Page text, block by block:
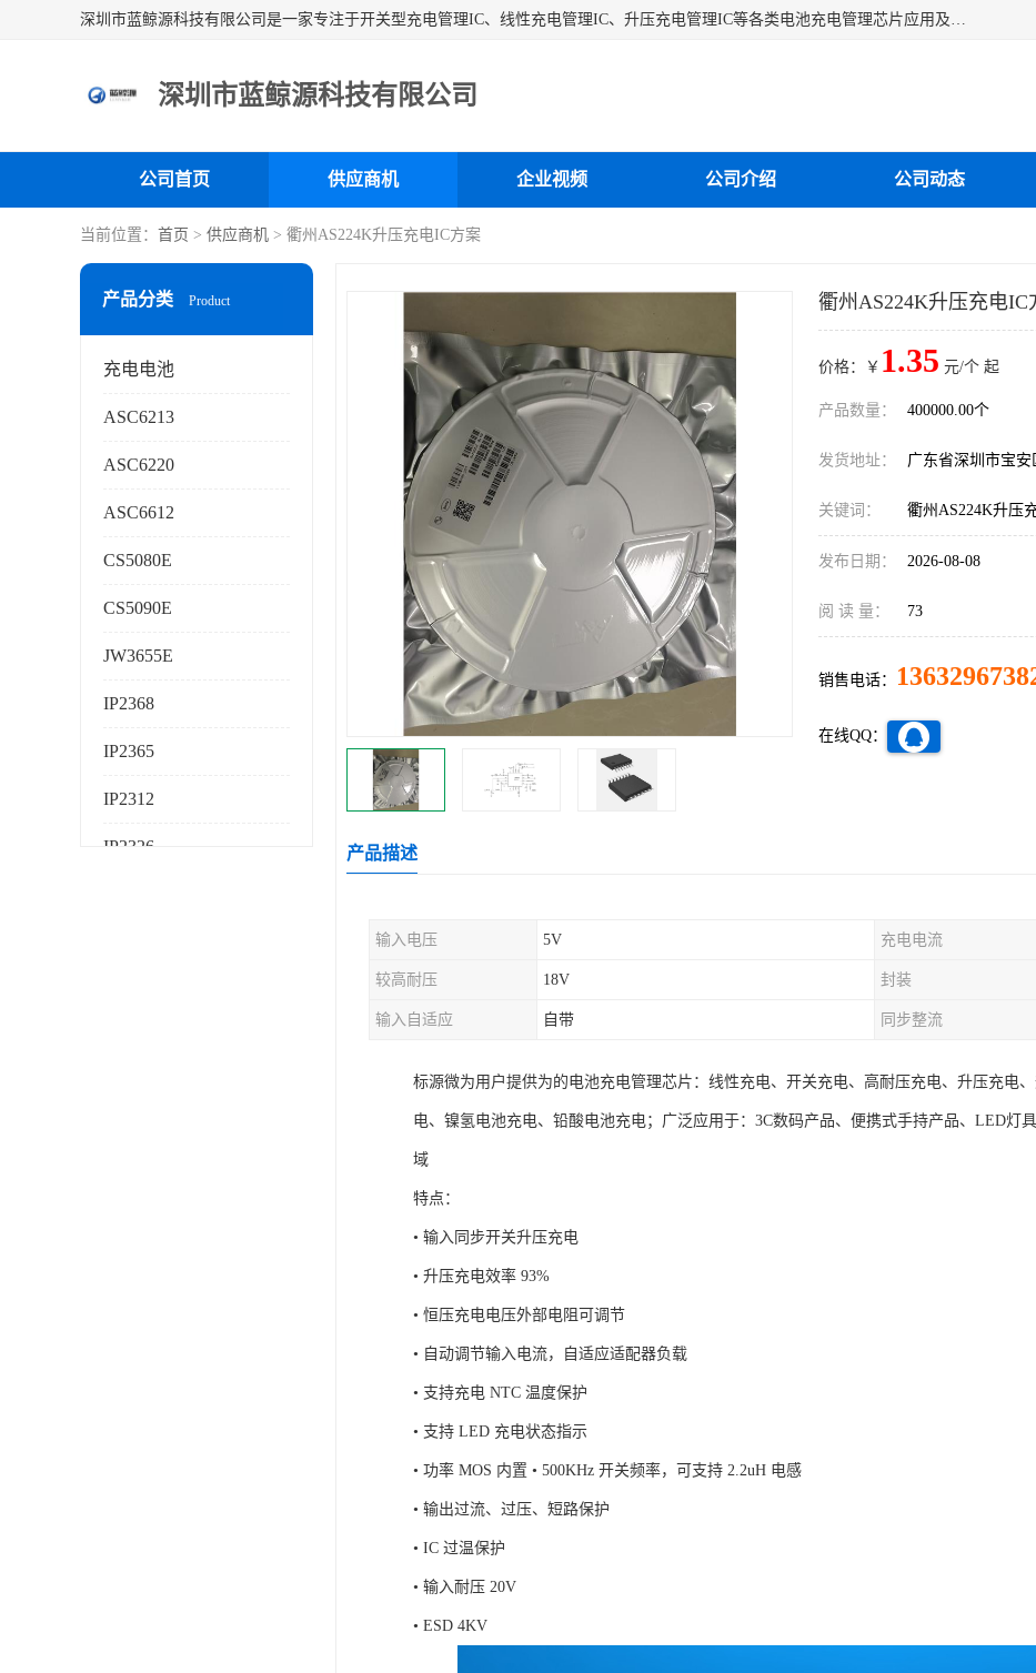
深圳市蓝鲸源科技有限公司是一家专注于开关型充电管理IC、线性充电管理IC、升压充电管理IC等各类电池充电管理芯片应用及芯片销售的企业，多年来公司为众多企业解决充电应用难题，设计缺陷，EMC超量等问题，是一家以充电技术指导为核心的充电芯片销售公司。
深圳市蓝鲸源科技有限公司
公司首页 供应商机 企业视频 公司介绍 公司动态
当前位置： 首页 > 供应商机 > 衢州AS224K升压充电IC方案
产品分类 Product
充电电池
ASC6213
ASC6220
ASC6612
CS5080E
CS5090E
JW3655E
IP2368
IP2365
IP2312
IP2326
衢州AS224K升压充电IC
价格：￥ 1.35 元/个 起
产品数量： 400000.00个
发货地址： 广东省深圳市宝安
关键词： 衢州AS224K升压
发布日期： 2026-08-08
阅 读 量： 73
销售电话：
在线QQ：
产品描述
输入电压 5V 充电电流
较高耐压 18V 封装
输入自适应 自带 同步整流
标源微为用户提供为的电池充电管理芯片：线性充电、开关充电、高耐压充电、升压充电
电、镍氢电池充电、铅酸电池充电；广泛应用于：3C数码产品、便携式手持产品、LED灯
域
特点：
• 输入同步开关升压充电
• 升压充电效率 93%
• 恒压充电电压外部电阻可调节
• 自动调节输入电流，自适应适配器负载
• 支持充电 NTC 温度保护
• 支持 LED 充电状态指示
• 功率 MOS 内置 • 500KHz 开关频率，可支持 2.2uH 电感
• 输出过流、过压、短路保护
• IC 过温保护
• 输入耐压 20V
• ESD 4KV